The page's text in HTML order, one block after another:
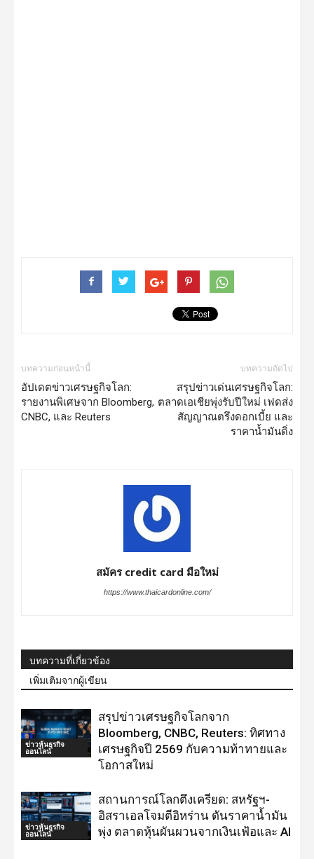
บทความก่อนหน้านี้
อัปเดตข่าวเศรษฐกิจโลก:
รายงานพิเศษจาก Bloomberg,
CNBC, และ Reuters
บทความถัดไป
สรุปข่าวเด่นเศรษฐกิจโลก:
ตลาดเอเชียพุ่งรับปีใหม่ เฟดส่ง
สัญญาณตรึงดอกเบี้ย และ
ราคาน้ำมันดิ่ง
สมัคร credit card มือใหม่
https://www.thaicardonline.com/
บทความที่เกี่ยวข้อง
เพิ่มเติมจากผู้เขียน
ข่าวหุ้นธุรกิจ
ออนไลน์
สรุปข่าวเศรษฐกิจโลกจาก
Bloomberg, CNBC, Reuters: ทิศทาง
เศรษฐกิจปี 2569 กับความท้าทายและ
โอกาสใหม่
ข่าวหุ้นธุรกิจ
ออนไลน์
สถานการณ์โลกตึงเครียด: สหรัฐฯ-
อิสราเอลโจมตีอิหร่าน ดันราคาน้ำมัน
พุ่ง ตลาดหุ้นผันผวนจากเงินเฟ้อและ AI